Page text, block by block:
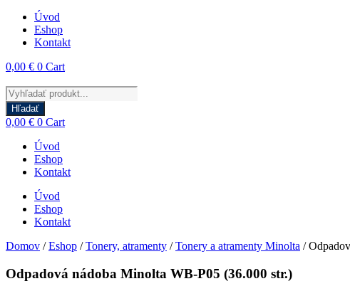
Úvod
Eshop
Kontakt
0,00 € 0 Cart
Products
search
Hľadať
0,00 € 0 Cart
Úvod
Eshop
Kontakt
Úvod
Eshop
Kontakt
Domov /Eshop /Tonery, atramenty /Tonery a atramenty Minolta /
Odpadová nádoba Minolta WB-P05 (36.000 str.)